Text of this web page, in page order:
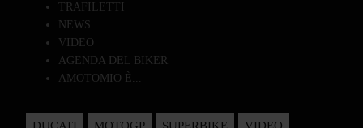
TRAFILETTI
NEWS
VIDEO
AGENDA DEL BIKER
AMOTOMIO È...